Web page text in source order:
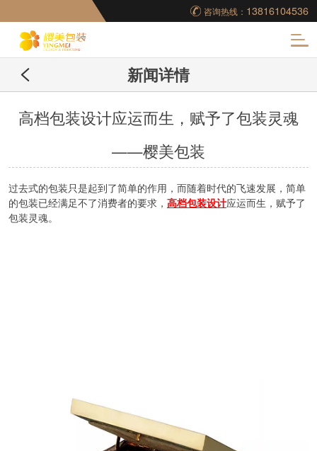
咨询热线： 13816104536
妆品包装盒工厂,高档
包装盒定制,创意包装
新闻详情
高档包装设计应运而生，赋予了包装灵魂
——樱美包装
过去式的包装只是起到了简单的作用，而随着时代的飞速发展，简单
的包装已经满足不了消费者的要求， 高档包装设计应运而生，赋予了
包装灵魂。